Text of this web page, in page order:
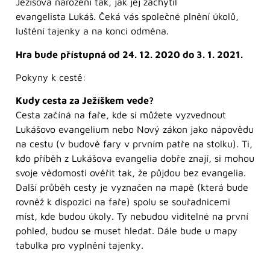
evangelista Lukáš. Čeká vás společné plnění úkolů,
luštění tajenky a na konci odměna.
Hra bude přístupná od 24. 12. 2020 do 3. 1. 2021.
Pokyny k cestě:
Kudy cesta za Ježíškem vede?
Cesta začíná na faře, kde si můžete vyzvednout
Lukášovo evangelium nebo Nový zákon jako nápovědu
na cestu (v budově fary v prvním patře na stolku). Ti,
kdo příběh z Lukášova evangelia dobře znají, si mohou
svoje vědomosti ověřit tak, že půjdou bez evangelia.
Další průběh cesty je vyznačen na mapě (která bude
rovněž k dispozici na faře) spolu se souřadnicemi
míst, kde budou úkoly. Ty nebudou viditelné na první
pohled, budou se muset hledat. Dále bude u mapy
tabulka pro vyplnění tajenky.